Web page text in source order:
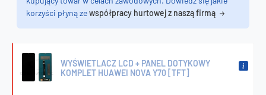
korzyści płyną zewspółpracy hurtowej z naszą firmą
WYŚWIETLACZ LCD + PANEL DOTYKOWY
KOMPLET HUAWEI NOVA Y70 [TFT]